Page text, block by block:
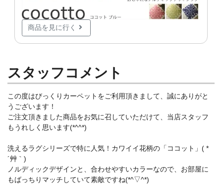
商品を見に行く
スタッフコメント
この度はびっくりカーペットをご利用頂きまして、誠にありがと
うございます！
ご注文頂きました商品をお気に召していただけて、当店スタッフ
もうれしく思います(*^^*)
洗えるラグシリーズで特に人気！カワイイ花柄の「ココット」( *
´艸｀)
ノルディックデザインと、合わせやすいカラーなので、お部屋に
もばっちりマッチしていて素敵ですね(*^▽^*)